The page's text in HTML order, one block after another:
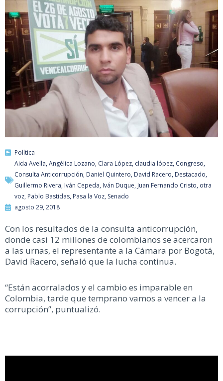
Política
Aida Avella, Angélica Lozano, Clara López, claudia lópez, Congreso,
Consulta Anticorrupción, Daniel Quintero, David Racero, Destacado,
Guillermo Rivera, Iván Cepeda, Iván Duque, Juan Fernando Cristo, otra
voz, Pablo Bastidas, Pasa la Voz, Senado
agosto 29, 2018
Con los resultados de la consulta anticorrupción,
donde casi 12 millones de colombianos se acercaron
a las urnas, el representante a la Cámara por Bogotá,
David Racero, señaló que la lucha continua.
“Están acorralados y el cambio es imparable en
Colombia, tarde que temprano vamos a vencer a la
corrupción”, puntualizó.